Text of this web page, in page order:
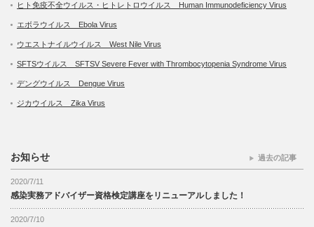
ヒト免疫不全ウイルス・ヒトレトロウイルス Human Immunodeficiency Virus
エボラウイルス Ebola Virus
ウエストナイルウイルス West Nile Virus
SFTSウイルス SFTSV Severe Fever with Thrombocytopenia Syndrome Virus
デングウイルス Dengue Virus
ジカウイルス Zika Virus
お知らせ
2020/7/11
感染実務アドバイザー資格検定講座をリニューアルしました！
2020/7/10
過去の記事